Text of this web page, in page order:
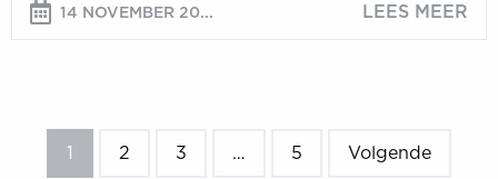
14 NOVEMBER 20... LEES MEER
1 2 3 … 5 Volgende